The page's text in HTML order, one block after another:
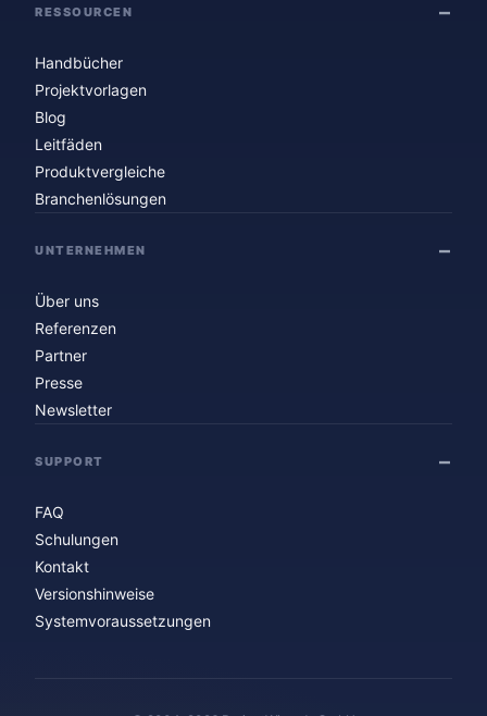
RESSOURCEN
Handbücher
Projektvorlagen
Blog
Leitfäden
Produktvergleiche
Branchenlösungen
UNTERNEHMEN
Über uns
Referenzen
Partner
Presse
Newsletter
SUPPORT
FAQ
Schulungen
Kontakt
Versionshinweise
Systemvoraussetzungen